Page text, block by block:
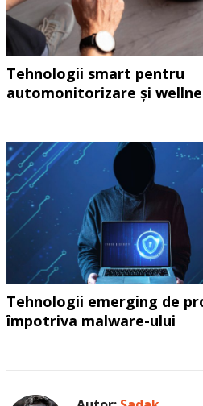
Tehnologii smart pentru
automonitorizare și
Tehnologii emerging de
împotriva malware-ului